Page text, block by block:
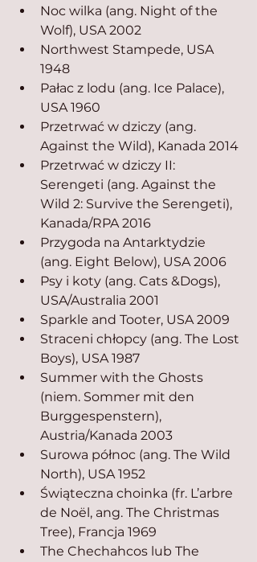
Noc wilka (ang. Night of the
Wolf), USA 2002
Northwest Stampede, USA
1948
Pałac z lodu (ang. Ice Palace),
USA 1960
Przetrwać w dziczy (ang.
Against the Wild), Kanada 2014
Przetrwać w dziczy II:
Serengeti (ang. Against the
Wild 2: Survive the Serengeti),
Kanada/RPA 2016
Przygoda na Antarktydzie
(ang. Eight Below), USA 2006
Psy i koty (ang. Cats &Dogs),
USA/Australia 2001
Sparkle and Tooter, USA 2009
Straceni chłopcy (ang. The Lost
Boys), USA 1987
Summer with the Ghosts
(niem. Sommer mit den
Burggespenstern),
Austria/Kanada 2003
Surowa północ (ang. The Wild
North), USA 1952
Świąteczna choinka (fr. L’arbre
de Noël, ang. The Christmas
Tree), Francja 1969
The Chechahcos lub The